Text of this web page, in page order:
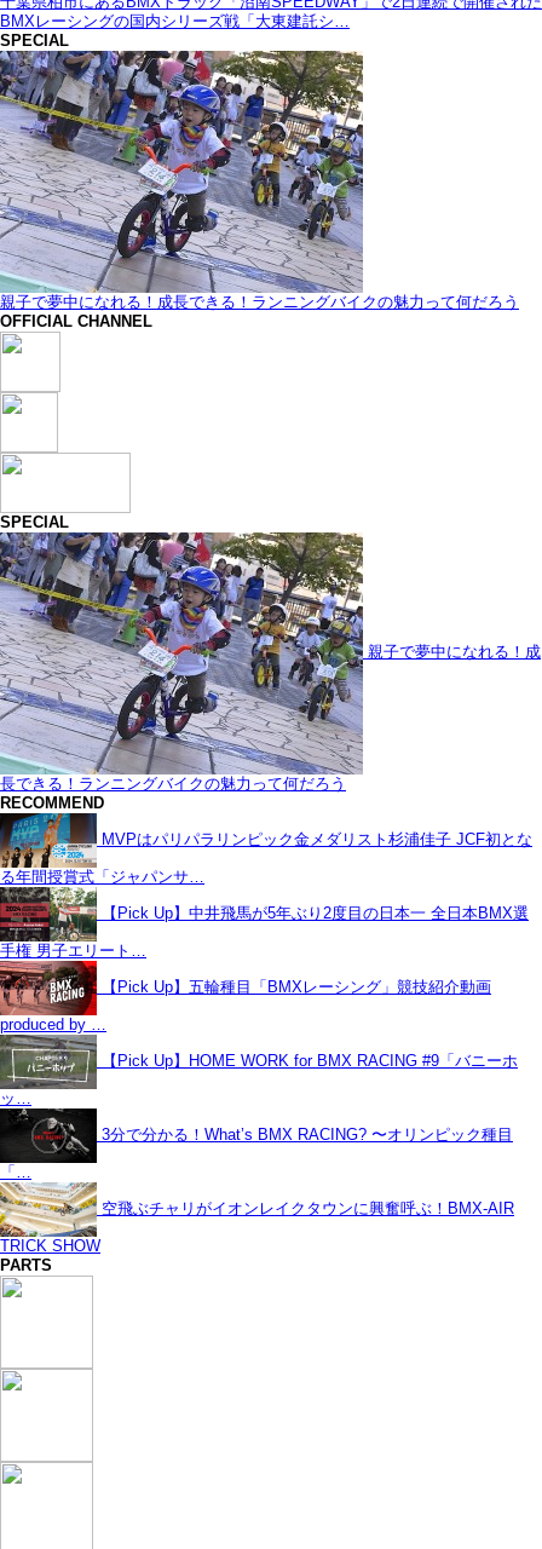
BMXレーシングの国内シリーズ戦「大東建託シ…
SPECIAL
親子で夢中になれる！成長できる！ランニングバイクの魅力って何だろう
OFFICIAL CHANNEL
SPECIAL
親子で夢中になれる！成
長できる！ランニングバイクの魅力って何だろう
RECOMMEND
MVPはパリパラリンピック金メダリスト杉浦佳子 JCF初とな
る年間授賞式「ジャパンサ…
【Pick Up】中井飛馬が5年ぶり2度目の日本一 全日本BMX選
手権 男子エリート…
【Pick Up】五輪種目「BMXレーシング」競技紹介動画
produced by …
【Pick Up】HOME WORK for BMX RACING #9「バニーホ
ッ…
3分で分かる！What’s BMX RACING? 〜オリンピック種目
「…
空飛ぶチャリがイオンレイクタウンに興奮呼ぶ！BMX-AIR
TRICK SHOW
PARTS